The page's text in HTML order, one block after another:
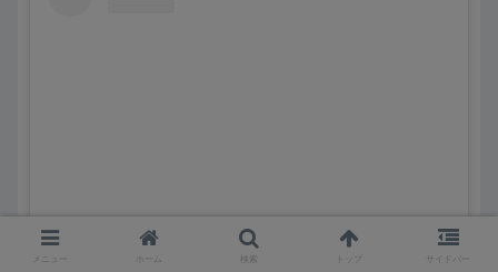
この投稿をInstagramで見る
メニュー ホーム 検索 トップ サイドバー